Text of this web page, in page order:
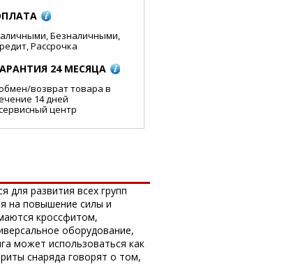
Безналичными,
Рассрочка
24 МЕСЯЦА
возврат товара в
14 дней
центр
для развития всех групп
на повышение силы и
кроссфитом,
оборудование,
может использоваться как
снаряда говорят о том,